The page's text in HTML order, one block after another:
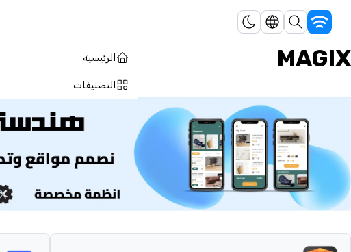
الرئيسية
التصنيفات
MAGIX